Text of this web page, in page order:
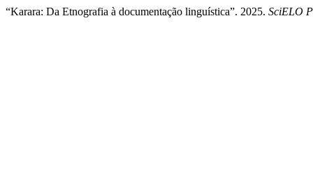
“Karara: Da Etnografia à documentação linguística”. 2025. SciELO